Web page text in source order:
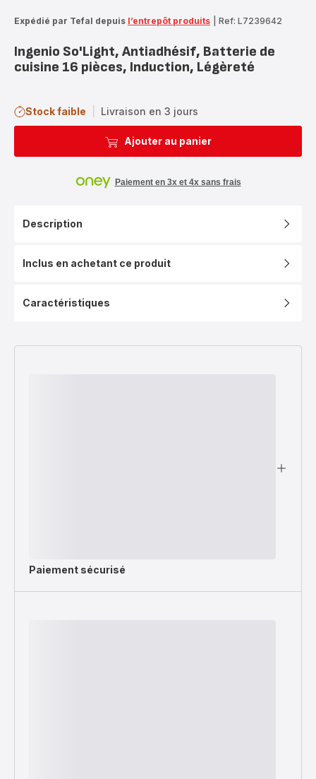
Expédié par Tefal depuis l’entrepôt produits Ref: L7239642
Ingenio So'Light, Antiadhésif, Batterie de
cuisine 16 pièces, Induction, Légèreté
Stock faible Livraison en 3 jours
Ajouter au panier
Paiement en 3x et 4x sans frais
Description
Inclus en achetant ce produit
Caractéristiques
Paiement sécurisé